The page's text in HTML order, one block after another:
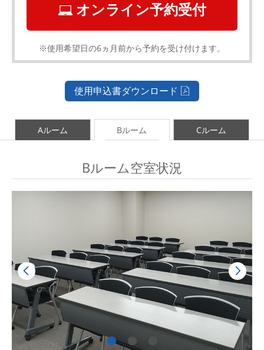
オンライン予約受付
※使用希望日の6ヵ月前から予約を受け付けます。
使用申込書ダウンロード
Aルーム Bルーム Cルーム
Bルーム空室状況